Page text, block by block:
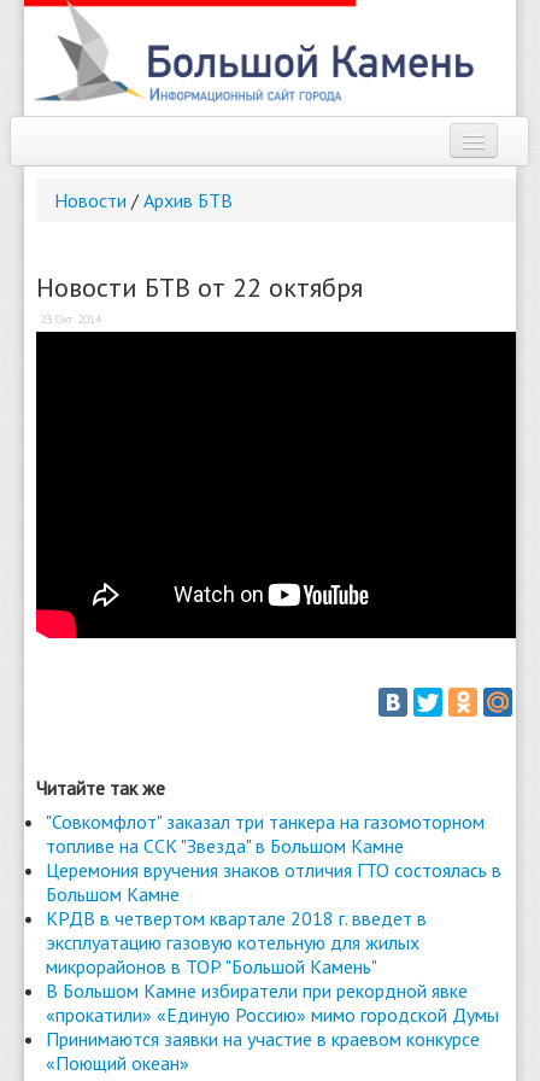
Справочник
Новости / Архив БТВ
Новости БТВ от 22 октября
23 Окт 2014
Читайте так же
"Совкомфлот" заказал три танкера на газомоторном
топливе на ССК "Звезда" в Большом Камне
Церемония вручения знаков отличия ГТО состоялась в
Большом Камне
КРДВ в четвертом квартале 2018 г. введет в
эксплуатацию газовую котельную для жилых
микрорайонов в ТОР "Большой Камень"
В Большом Камне избиратели при рекордной явке
«прокатили» «Единую Россию» мимо городской Думы
Принимаются заявки на участие в краевом конкурсе
«Поющий океан»